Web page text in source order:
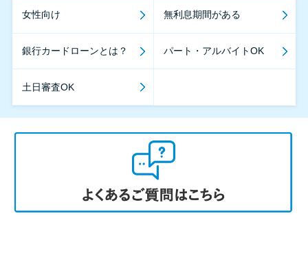
女性向け 無利息期間がある
銀行カードローンとは？ パート・アルバイトOK
土日審査OK